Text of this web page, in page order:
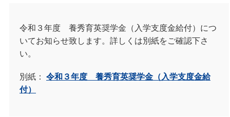
令和３年度 養秀育英奨学金（入学支度金給付）につ
いてお知らせ致します。詳しくは別紙をご確認下さ
い。
別紙： 令和３年度 養秀育英奨学金（入学支度金給
付）